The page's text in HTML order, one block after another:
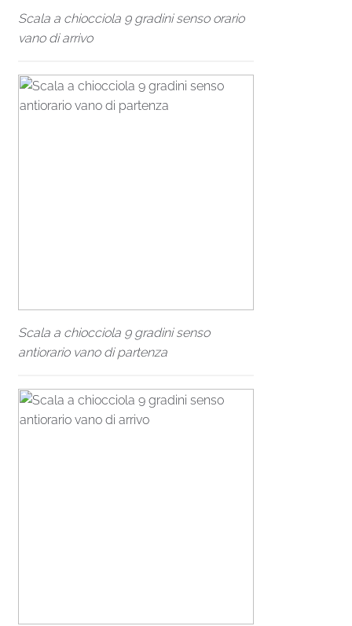
Scala a chiocciola 9 gradini senso orario
vano di arrivo
Scala a chiocciola 9 gradini senso
antiorario vano di partenza